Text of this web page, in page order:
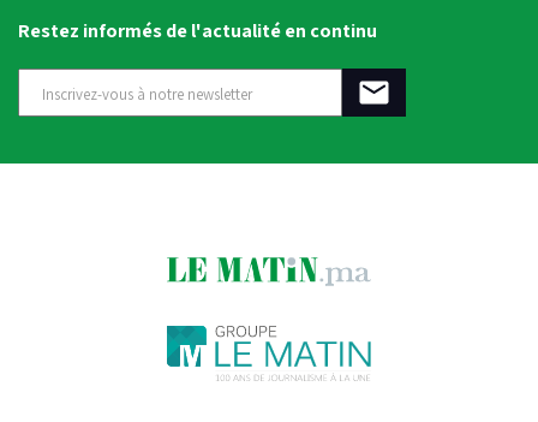
Restez informés de l'actualité en continu